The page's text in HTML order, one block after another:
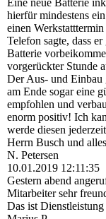
hierfür mindestens
einen
Telefon sagte, dass
Batterie
vorgerückter Stunde
Der Aus- und Einbau
am Ende sogar eine
empfohlen und
enorm positiv! Ich
werde diesen
Herrn Busch und
N. Petersen
10.01.2019 12:11:35
Gestern abend
Mitarbeiter sehr
Das ist